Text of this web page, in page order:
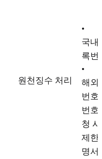
원천징수 처리
•
국내
록번
•
해외
번호
번호
청
제한
명서